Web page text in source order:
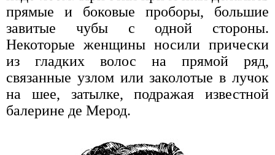
прямые и боковые проборы, большие
завитые чубы с одной стороны.
Некоторые женщины носили прически
из гладких волос на прямой ряд,
связанные узлом или заколотые в лучок
на шее, затылке, подражая известной
балерине де Мерод.